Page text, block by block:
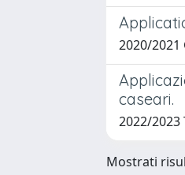
2020/2021
caseari.
2022/2023
Mostrati